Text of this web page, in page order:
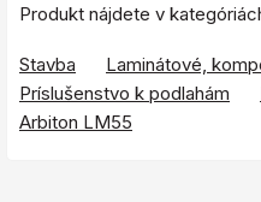
Produkt nájdete v
Stavba
Laminátové,
Príslušenstvo k podlahám
Arbiton LM55